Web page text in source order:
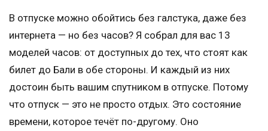
В отпуске можно обойтись без галстука, даже без
интернета — но без часов? Я собрал для вас 13
моделей часов: от доступных до тех, что стоят как
билет до Бали в обе стороны. И каждый из них
достоин быть вашим спутником в отпуске. Потому
что отпуск — это не просто отдых. Это состояние
времени, которое течёт по-другому. Оно